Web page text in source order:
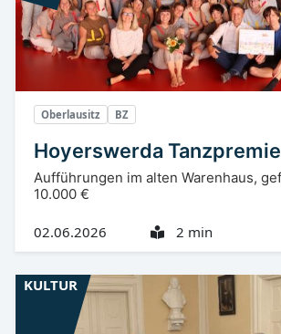
Oberlausitz BZ
Hoyerswerda
Aufführungen im alten Warenhaus,
10.000 €
02.06.2026 2 min
KULTUR